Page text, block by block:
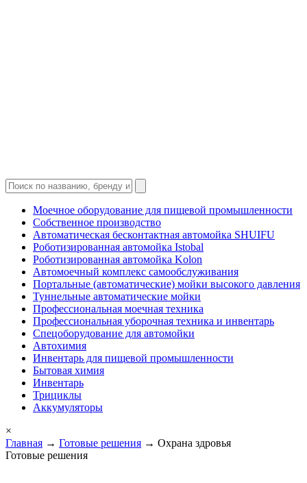
Моечное оборудование для пищевой промышленности
Собственное производство
Автоматическая бесконтактная автомойка SHUIFU
Роботизированная автомойка Istobal
Роботизированная автомойка Kolon
Автомоечный комплекс самообслуживания
Портальные (автоматические) мойки высокого давления
Туннельные автоматические мойки
Профессиональная моечная техника
Профессиональная уборочная техника и инвентарь
Спецоборудование для автомойки
Автохимия
Инвентарь для пищевой промышленности
Бытовая химия
Инвентарь
Трициклы
Аккумуляторы
×
Главная → Готовые решения → Охрана здровья
Готовые решения